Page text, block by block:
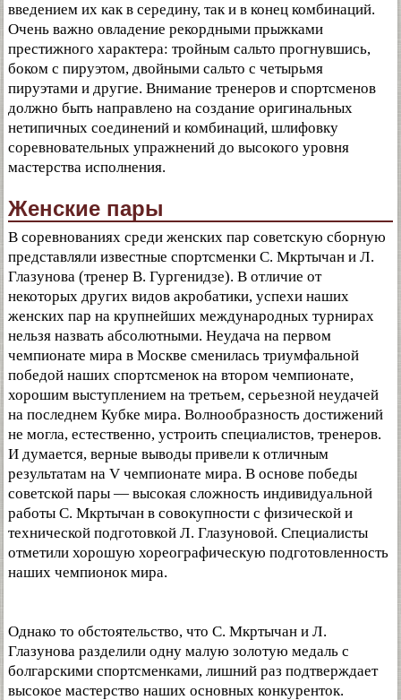
введением их как в середину, так и в конец комбинаций.
Очень важно овладение рекордными прыжками
престижного характера: тройным сальто прогнувшись,
боком с пируэтом, двойными сальто с четырьмя
пируэтами и другие. Внимание тренеров и спортсменов
должно быть направлено на создание оригинальных
нетипичных соединений и комбинаций, шлифовку
соревновательных упражнений до высокого уровня
мастерства исполнения.
Женские пары
В соревнованиях среди женских пар советскую сборную
представляли известные спортсменки С. Мкртычан и Л.
Глазунова (тренер В. Гургенидзе). В отличие от
некоторых других видов акробатики, успехи наших
женских пар на крупнейших международных турнирах
нельзя назвать абсолютными. Неудача на первом
чемпионате мира в Москве сменилась триумфальной
победой наших спортсменок на втором чемпионате,
хорошим выступлением на третьем, серьезной неудачей
на последнем Кубке мира. Волнообразность достижений
не могла, естественно, устроить специалистов, тренеров.
И думается, верные выводы привели к отличным
результатам на V чемпионате мира. В основе победы
советской пары — высокая сложность индивидуальной
работы С. Мкртычан в совокупности с физической и
технической подготовкой Л. Глазуновой. Специалисты
отметили хорошую хореографическую подготовленность
наших чемпионок мира.
Однако то обстоятельство, что С. Мкртычан и Л.
Глазунова разделили одну малую золотую медаль с
болгарскими спортсменками, лишний раз подтверждает
высокое мастерство наших основных конкуренток.